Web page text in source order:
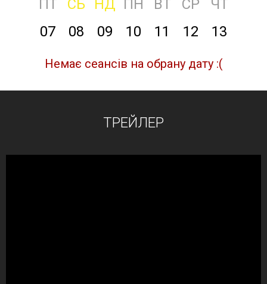
ПТ СБ НД ПН ВТ СР
ЧТ
07
08 09 10 11 12 13
Немає сеансів на обрану дату :(
ТРЕЙЛЕР